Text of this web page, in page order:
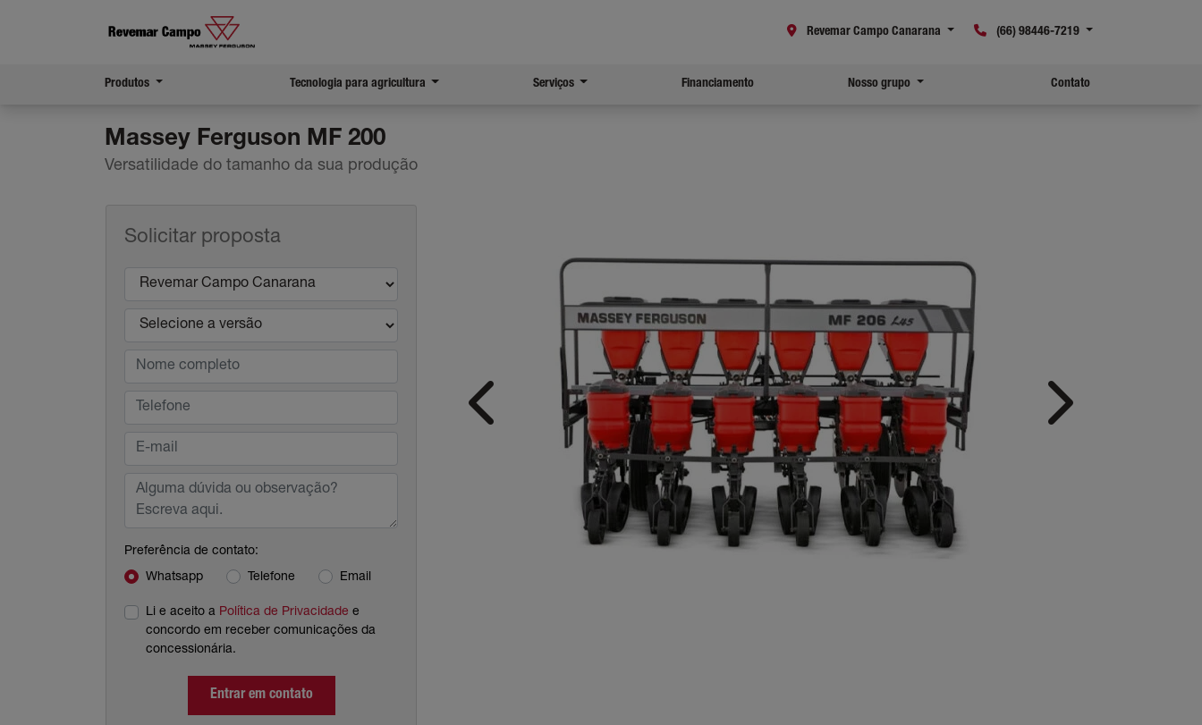
(66) 98446-7219
Revemar Campo Canarana
Produtos Tecnologia para agricultura Serviços Financiamento Nosso grupo Contato
Massey Ferguson MF 200
Versatilidade do tamanho da sua produção
Solicitar proposta
Preferência de contato:
Whatsapp Telefone Email
Li e aceito a Política de Privacidade e
concordo em receber comunicações da
concessionária.
Entrar em contato
Anterior Próximo